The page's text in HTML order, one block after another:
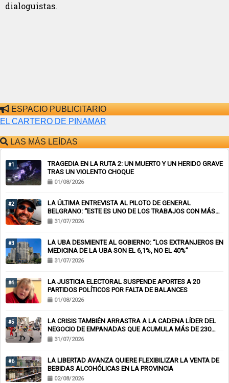
dialoguistas.
ESPACIO PUBLICITARIO
EL CARTERO DE PINAMAR
LAS MÁS LEÍDAS
#1
TRAGEDIA EN LA RUTA 2: UN MUERTO Y UN HERIDO GRAVE
TRAS UN VIOLENTO CHOQUE
01/08/2026
#2
LA ÚLTIMA ENTREVISTA AL PILOTO DE GENERAL
BELGRANO: “ESTE ES UNO DE LOS TRABAJOS CON MÁS
RIESGO”
31/07/2026
#3
LA UBA DESMIENTE AL GOBIERNO: “LOS EXTRANJEROS EN
MEDICINA DE LA UBA SON EL 6,1%, NO EL 40%”
31/07/2026
#4
LA JUSTICIA ELECTORAL SUSPENDE APORTES A 20
PARTIDOS POLÍTICOS POR FALTA DE BALANCES
01/08/2026
#5
LA CRISIS TAMBIÉN ARRASTRA A LA CADENA LÍDER DEL
NEGOCIO DE EMPANADAS QUE ACUMULA MÁS DE 230
CHEQUES RECHAZADOS Y PONE EN RIESGO CIENTOS DE
31/07/2026
#6
LA LIBERTAD AVANZA QUIERE FLEXIBILIZAR LA VENTA DE
BEBIDAS ALCOHÓLICAS EN LA PROVINCIA
02/08/2026